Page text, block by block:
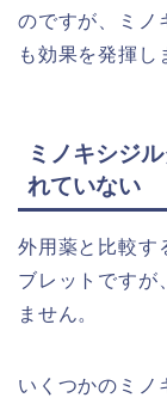
のですが、ミノ
も効果を発揮し
ミノキシジ
れていない
外用薬と比較す
ブレットですが
ません。
いくつかのミノ